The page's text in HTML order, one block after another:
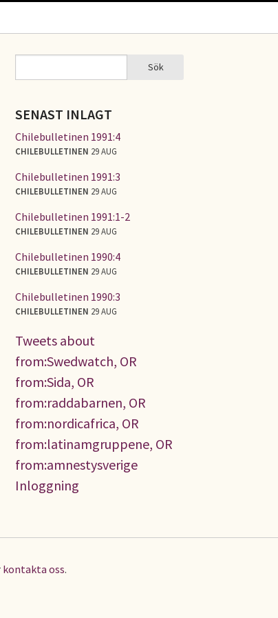
SÖKFORMULÄR Sök
SENAST INLAGT
Chilebulletinen 1991:4
CHILEBULLETINEN 29 AUG
Chilebulletinen 1991:3
CHILEBULLETINEN 29 AUG
Chilebulletinen 1991:1-2
CHILEBULLETINEN 29 AUG
Chilebulletinen 1990:4
CHILEBULLETINEN 29 AUG
Chilebulletinen 1990:3
CHILEBULLETINEN 29 AUG
Tweets about
from:Swedwatch, OR
from:Sida, OR
from:raddabarnen, OR
from:nordicafrica, OR
from:latinamgruppene, OR
from:amnestysverige
Inloggning
kontakta oss.